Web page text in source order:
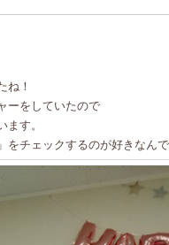
ね！
ーをしていたので
す。
をチェックするのが好きなん